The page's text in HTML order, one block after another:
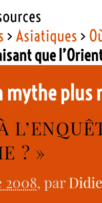
>Asiatiques >
que
mythe
? »
2008, par